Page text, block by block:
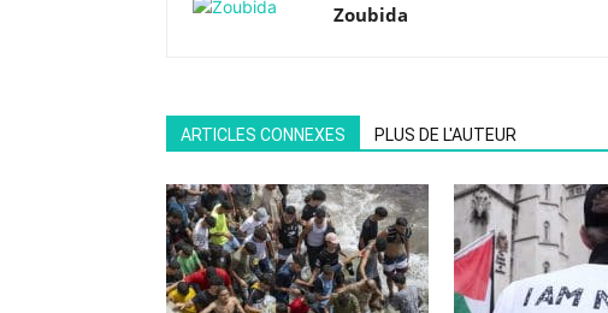
Zoubida
ARTICLES CONNEXES PLUS DE L'AUTEUR